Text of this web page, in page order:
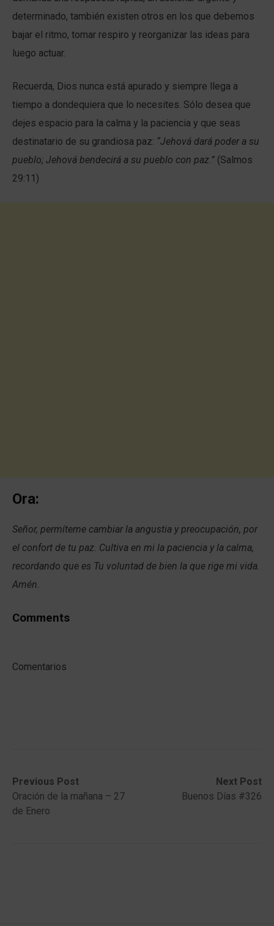
determinado, también existen otros en los que debemos
bajar el ritmo, tomar respiro y reorganizar las ideas para
luego actuar.
Recuerda, Dios nunca está apurado y siempre llega a
tiempo a dondequiera que lo necesites. Sólo desea que
dejes espacio para la calma y la paciencia y que seas
destinatario de su grandiosa paz: “Jehová dará poder a su
pueblo; Jehová bendecirá a su pueblo con paz.” (Salmos
29:11)
Ora:
Señor, permíteme cambiar la angustia y preocupación, por
el confort de tu paz. Cultiva en mi la paciencia y la calma,
recordando que es Tu voluntad de bien la que rige mi vida.
Amén.
Comments
Comentarios
Post
navigation
Previous Post
Previous
post:Oración de la mañana – 27
de Enero
Next Post
Next
post:
Buenos Días #326